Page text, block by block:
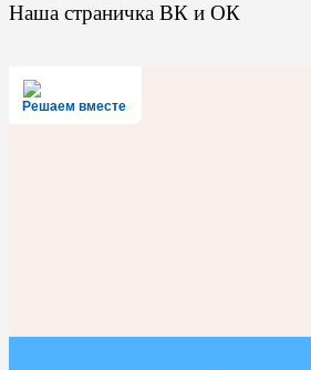
Наша страничка ВК и ОК
Решаем вместе